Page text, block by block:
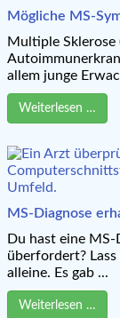
Mögliche MS-
Multiple Sklerose
allem junge
Weiterlesen …
MS-Diagnose
Du hast eine
überfordert?
alleine. Es gab ...
Weiterlesen …